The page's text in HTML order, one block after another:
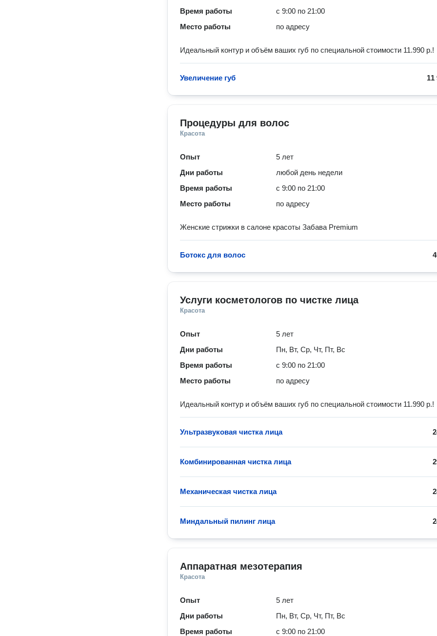
Время работы
с 9:00 по 21:00
Место работы
по адресу
Идеальный контур и объём ваших губ по специальной стоимости 11.990 р.!
11
Увеличение губ
Процедуры для волос
Красота
Опыт
5 лет
Дни работы
любой день недели
Время работы
с 9:00 по 21:00
Место работы
по адресу
Женские стрижки в салоне красоты Забава Premium
Ботокс для волос
Услуги косметологов по чистке лица
Красота
Опыт
5 лет
Дни работы
Пн, Вт, Ср, Чт, Пт, Вс
Время работы
с 9:00 по 21:00
Место работы
по адресу
Идеальный контур и объём ваших губ по специальной стоимости 11.990 р.!
Ультразвуковая чистка лица
Комбинированная чистка лица
Механическая чистка лица
Миндальный пилинг лица
Аппаратная мезотерапия
Красота
Опыт
5 лет
Дни работы
Пн, Вт, Ср, Чт, Пт, Вс
Время работы
с 9:00 по 21:00